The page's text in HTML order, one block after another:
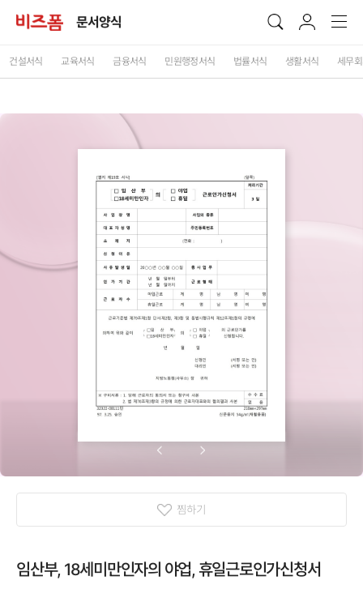
문서양식
건설서식 교육서식 금융서식 민원행정서식 법률서식 생활서식 세무
찜하기
임산부, 18세미만인자의 야업, 휴일근로인가신청서